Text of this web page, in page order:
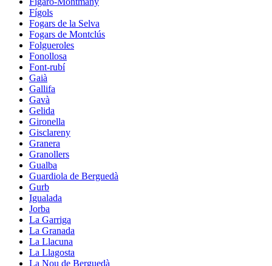
Fígols
Fogars de la Selva
Fogars de Montclús
Folgueroles
Fonollosa
Font-rubí
Gaià
Gallifa
Gavà
Gelida
Gironella
Gisclareny
Granera
Granollers
Gualba
Guardiola de Berguedà
Gurb
Igualada
Jorba
La Garriga
La Granada
La Llacuna
La Llagosta
La Nou de Berguedà